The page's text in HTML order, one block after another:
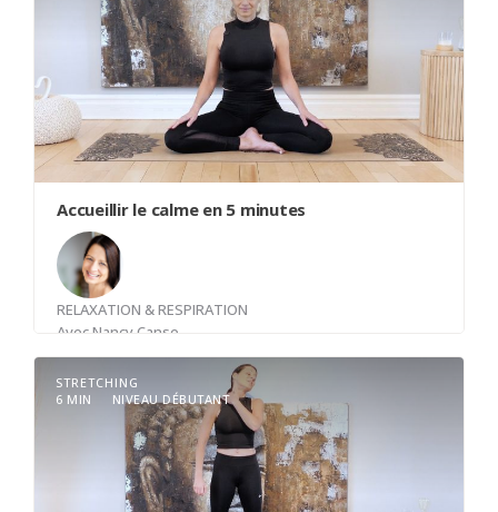
Accueillir le calme en 5 minutes
RELAXATION & RESPIRATION
AvecNancy Canse
Plongez dans un instant de calme et d'exploration
intérieure avec cette méditation guidée de 5
minutes. En vous invitant à accueillir pleinement le
moment présent, vous serez guidé(e) dans une
STRETCHING
6 MIN
NIVEAU DÉBUTANT